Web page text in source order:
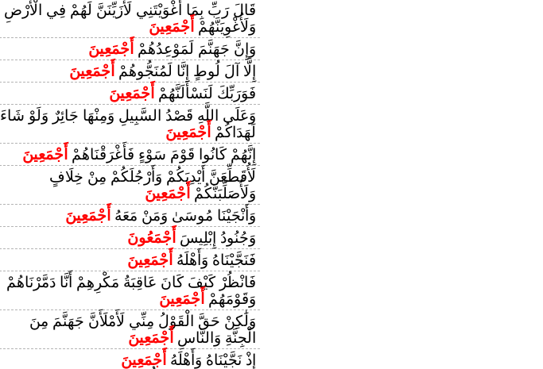
قَالَ رَبِّ بِمَا أَغْوَيْتَنِي لَأُزَيِّنَنَّ لَهُمْ فِي الْأَرْضِ
وَلَأُغْوِيَنَّهُمْ أَجْمَعِينَ
وَإِنَّ جَهَنَّمَ لَمَوْعِدُهُمْ أَجْمَعِينَ
إِلَّا آلَ لُوطٍ إِنَّا لَمُنَجُّوهُمْ أَجْمَعِينَ
فَوَرَبِّكَ لَنَسْأَلَنَّهُمْ أَجْمَعِينَ
وَعَلَى اللَّهِ قَصْدُ السَّبِيلِ وَمِنْهَا جَائِرٌ وَلَوْ شَاءَ
لَهَدَاكُمْ أَجْمَعِينَ
إِنَّهُمْ كَانُوا قَوْمَ سَوْءٍ فَأَغْرَقْنَاهُمْ أَجْمَعِينَ
لَأُقَطِّعَنَّ أَيْدِيَكُمْ وَأَرْجُلَكُمْ مِنْ خِلَافٍ
وَلَأُصَلِّبَنَّكُمْ أَجْمَعِينَ
وَأَنْجَيْنَا مُوسَىٰ وَمَنْ مَعَهُ أَجْمَعِينَ
وَجُنُودُ إِبْلِيسَ أَجْمَعُونَ
فَنَجَّيْنَاهُ وَأَهْلَهُ أَجْمَعِينَ
فَانْظُرْ كَيْفَ كَانَ عَاقِبَةُ مَكْرِهِمْ أَنَّا دَمَّرْنَاهُمْ
وَقَوْمَهُمْ أَجْمَعِينَ
وَلَٰكِنْ حَقَّ الْقَوْلُ مِنِّي لَأَمْلَأَنَّ جَهَنَّمَ مِنَ
الْجِنَّةِ وَالنَّاسِ أَجْمَعِينَ
إِذْ نَجَّيْنَاهُ وَأَهْلَهُ أَجْمَعِينَ